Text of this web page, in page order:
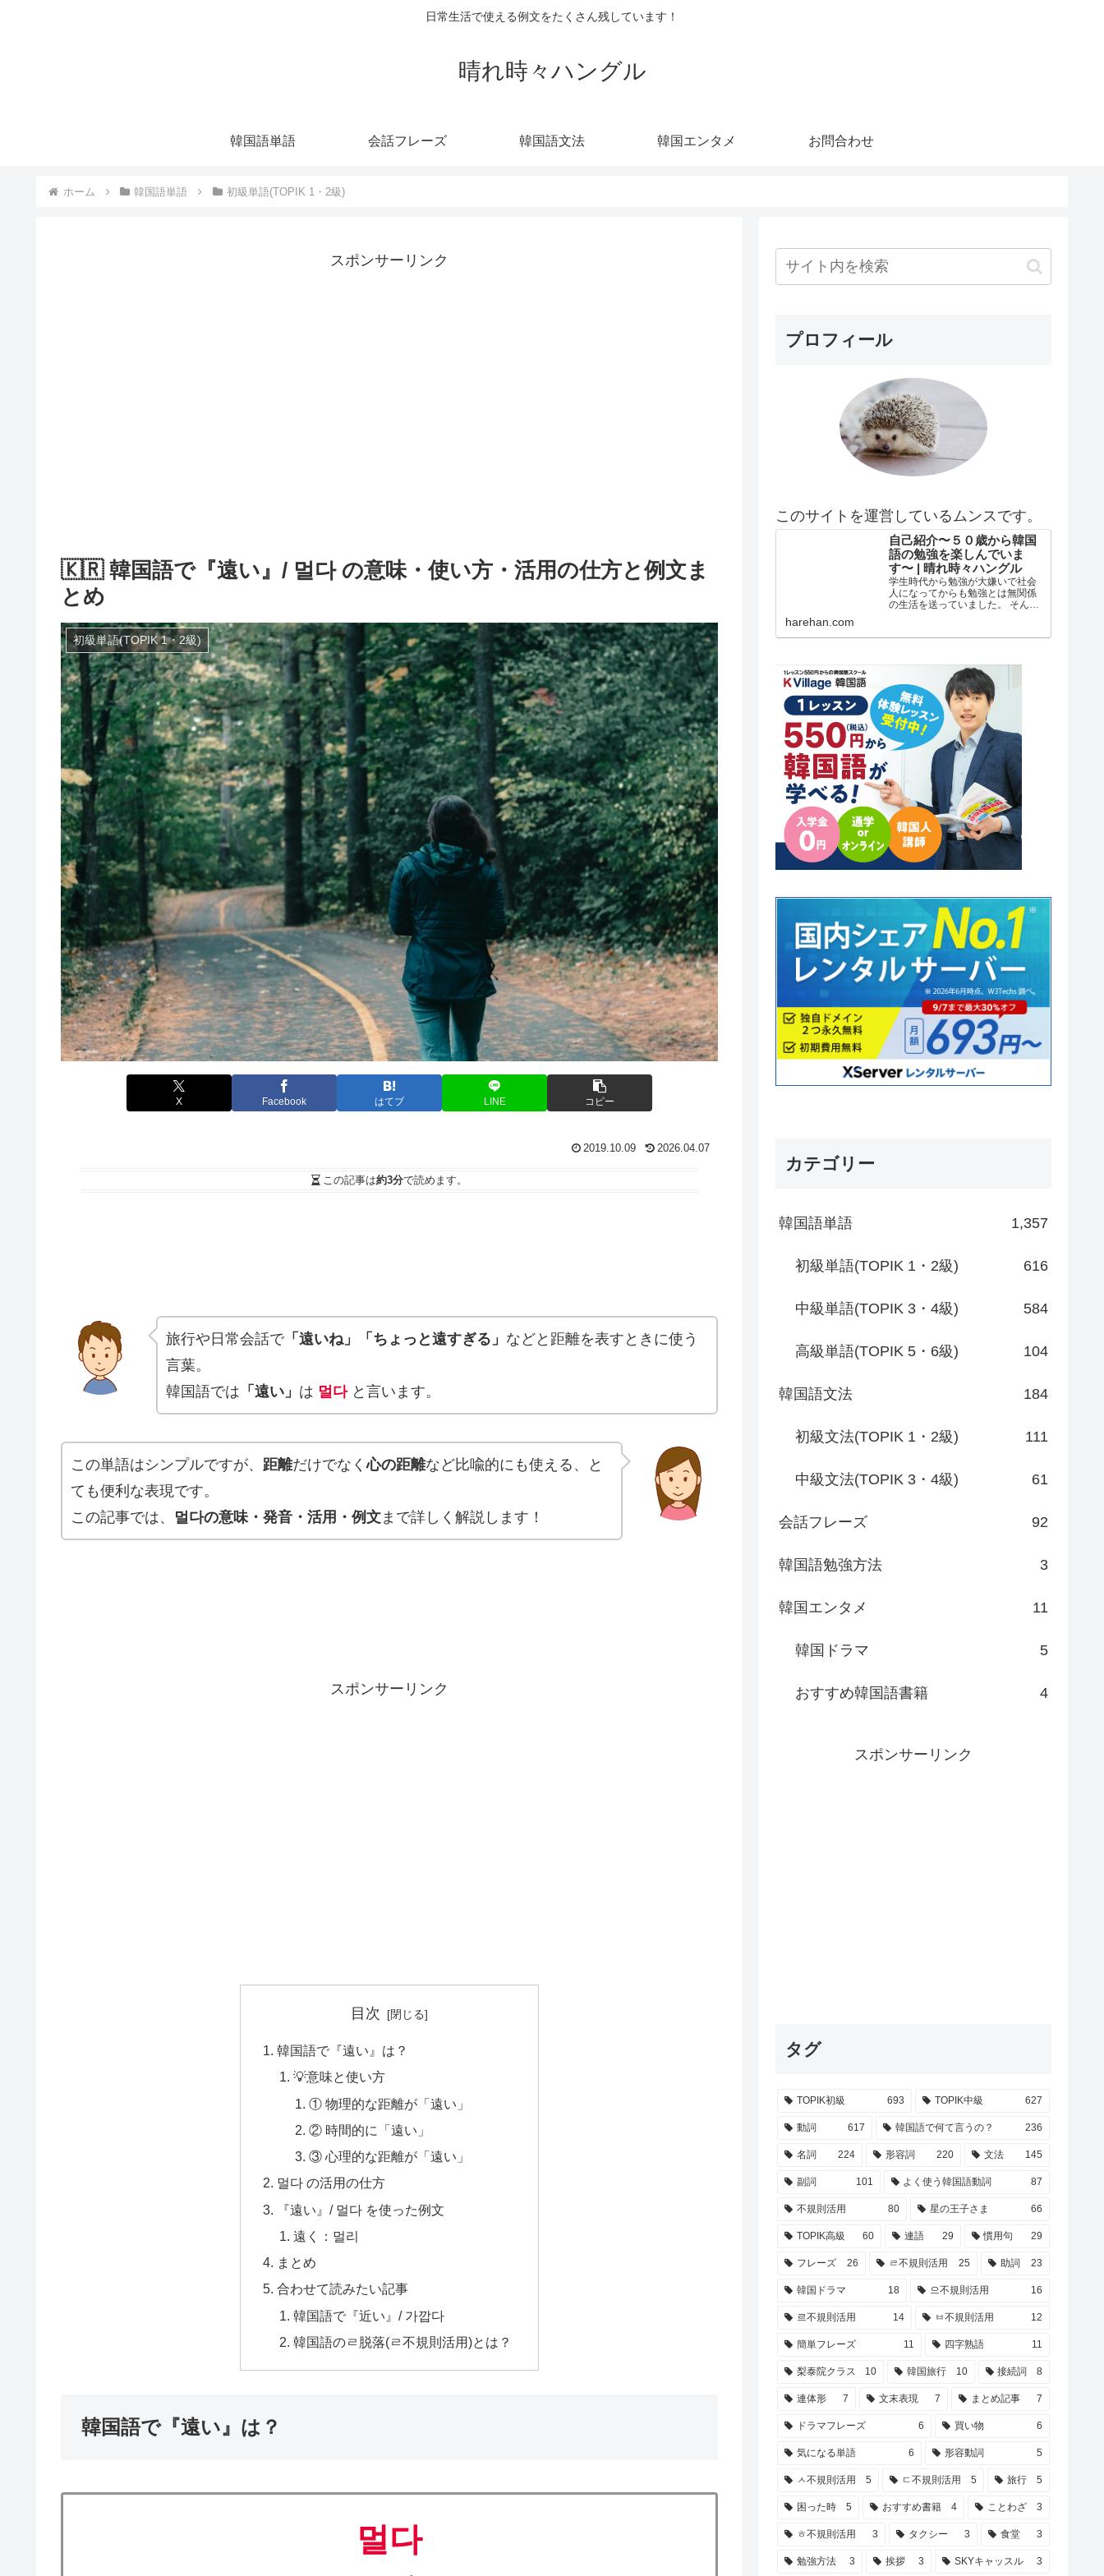
日常生活で使える例文をたくさん残しています！
晴れ時々ハングル
韓国語単語 会話フレーズ 韓国語文法 韓国エンタメ お問合わせ
ホーム 韓国語単語 初級単語(TOPIK 1・2級)
スポンサーリンク
🇰🇷 韓国語で『遠い』/ 멀다 の意味・使い方・活用の仕方と例文ま
とめ
初級単語(TOPIK 1・2級)
X Facebook はてブ LINE コピー
2019.10.09 2026.04.07
この記事は約3分で読めます。
旅行や日常会話で「遠いね」「ちょっと遠すぎる」 などと距離を表すときに使う
言葉。
韓国語では 「遠い」 は 멀다と言います。
この単語はシンプルですが、 距離だけでなく心の距離など比喩的にも使える、と
ても便利な表現です。
この記事では、 멀다の意味・発音・活用・例文 まで詳しく解説します！
スポンサーリンク
目次
韓国語で『遠い』は？
💡意味と使い方
① 物理的な距離が「遠い」
② 時間的に「遠い」
③ 心理的な距離が「遠い」
멀다 の活用の仕方
『遠い』/ 멀다 を使った例文
遠く：멀리
まとめ
合わせて読みたい記事
韓国語で『近い』/ 가깝다
韓国語のㄹ脱落(ㄹ不規則活用)とは？
韓国語で『遠い』は？
멀다
プロフィール
このサイトを運営しているムンスです。
自己紹介〜５０歳から韓国
語の勉強を楽しんでいま
す〜 | 晴れ時々ハングル
学生時代から勉強が大嫌いで社会
人になってからも勉強とは無関係
の生活を送っていました。 そんな
す。 在日韓国人３世で小さい頃は
学校低学年？の頃まで自
harehan.com
カテゴリー
韓国語単語 1,357
初級単語(TOPIK 1・2級) 616
中級単語(TOPIK 3・4級) 584
高級単語(TOPIK 5・6級) 104
韓国語文法 184
初級文法(TOPIK 1・2級) 111
中級文法(TOPIK 3・4級) 61
会話フレーズ 92
韓国語勉強方法 3
韓国エンタメ 11
韓国ドラマ 5
おすすめ韓国語書籍 4
スポンサーリンク
タグ
TOPIK初級 693 TOPIK中級 627
動詞 617 韓国語で何て言うの？ 236
名詞 224 形容詞 220 文法 145
副詞 101 よく使う韓国語動詞 87
不規則活用 80 星の王子さま 66
TOPIK高級 60 連語 29 慣用句 29
フレーズ 26 ㄹ不規則活用 25 助詞 23
韓国ドラマ 18 으不規則活用 16
르不規則活用 14 ㅂ不規則活用 12
簡単フレーズ 11 四字熟語 11
梨泰院クラス 10 韓国旅行 10 接続詞 8
連体形 7 文末表現 7 まとめ記事 7
ドラマフレーズ 6 買い物 6
気になる単語 6 形容動詞 5
ㅅ不規則活用 5 ㄷ不規則活用 5 旅行 5
困った時 5 おすすめ書籍 4 ことわざ 3
ㅎ不規則活用 3 タクシー 3 食堂 3
勉強方法 3 挨拶 3 SKYキャッスル 3